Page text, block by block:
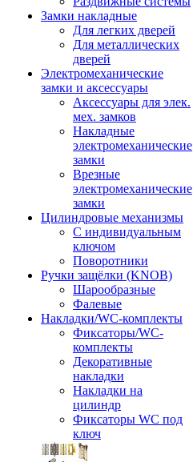
Замки накладные
Для легких дверей
Для металлических
дверей
Электромеханические
замки и аксессуары
Аксессуары для элек.
мех. замков
Накладные
электромеханические
замки
Врезные
электромеханические
замки
Цилиндровые механизмы
С индивидуальным
ключом
Поворотники
Ручки защёлки (KNOB)
Шарообразные
Фалевые
Накладки/WC-комплекты
Фиксаторы/WC-
комплекты
Декоративные
накладки
Накладки на
цилиндр
Фиксаторы WC под
ключ